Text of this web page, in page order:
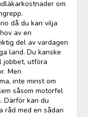
om
då du kan vilja
av en
del av vardagen
land. Du kanske
jobbet, utföra
Men
inte minst om
såsom motorfel
Därför kan du
råd med en sådan